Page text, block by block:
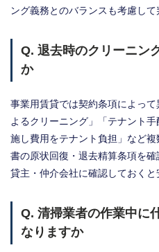
ング義務とのバランスも考慮して
Q. 退去時のクリーニン
か
事業用賃貸では契約条項によっ
よるクリーニング」「テナント
施し費用をテナント負担」など
書の原状回復・退去精算条項を
貸主・仲介会社に確認しておくと
Q. 清掃業者の作業中に
なりますか